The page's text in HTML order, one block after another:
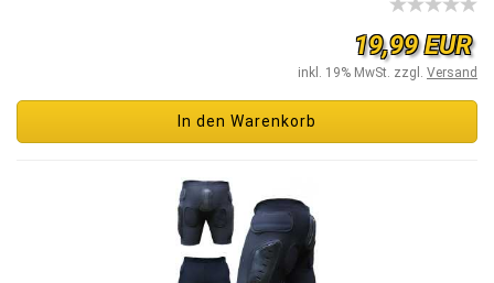
19,99 EUR
inkl. 19% MwSt. zzgl. Versand
In den Warenkorb